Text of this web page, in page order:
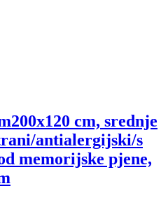
200x120 cm, srednje
antialergijski/s
memorijske pjene,